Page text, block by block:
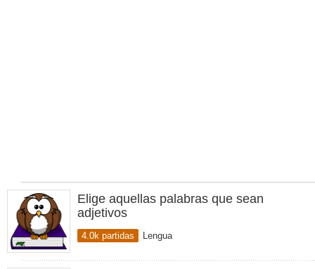
Elige aquellas palabras que sean
adjetivos
4.0k partidas Lengua